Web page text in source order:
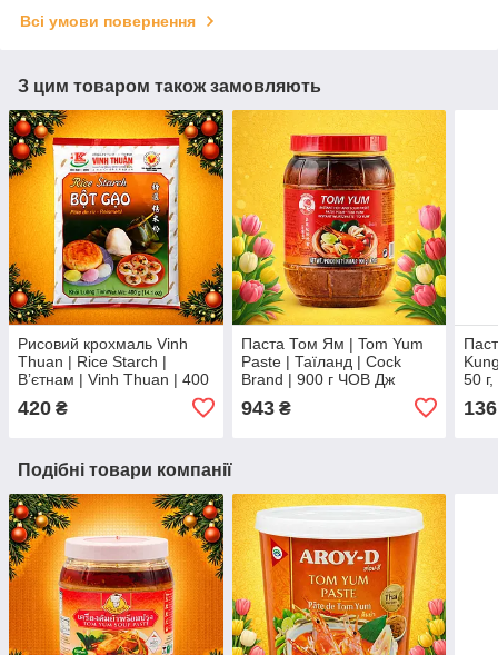
Всі умови повернення
З цим товаром також замовляють
Рисовий крохмаль Vinh
Thuan | Rice Starch |
Вʼєтнам | Vinh Thuan | 400
420 ₴
Паста Том Ям | Tom Yum
Paste | Таїланд | Cock
Brand | 900 г ЧОВ Дж
943₴
50
136
Подібні товари компанії